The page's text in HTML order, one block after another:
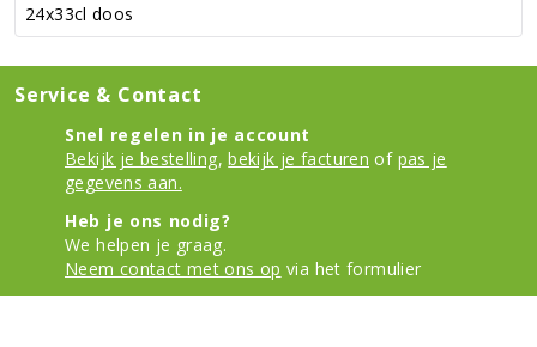
24x33cl doos
Service & Contact
Snel regelen in je account
Bekijk je bestelling, bekijk je facturen of pas je
gegevens aan.
Heb je ons nodig?
We helpen je graag.
Neem contact met ons op via het formulier